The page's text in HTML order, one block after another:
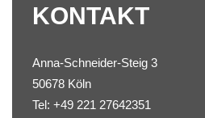
KONTAKT
Anna-Schneider-Steig 3
50678 Köln
Tel: +49 221 27642351